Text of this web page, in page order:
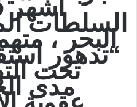
السلطات
البحر ،
“تدهور
تحت
مدى